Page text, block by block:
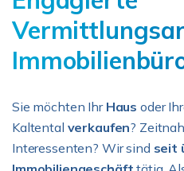
Sie möchten Ihr Haus oder
Kaltental verkaufen?
Interessenten? Wir sind seit